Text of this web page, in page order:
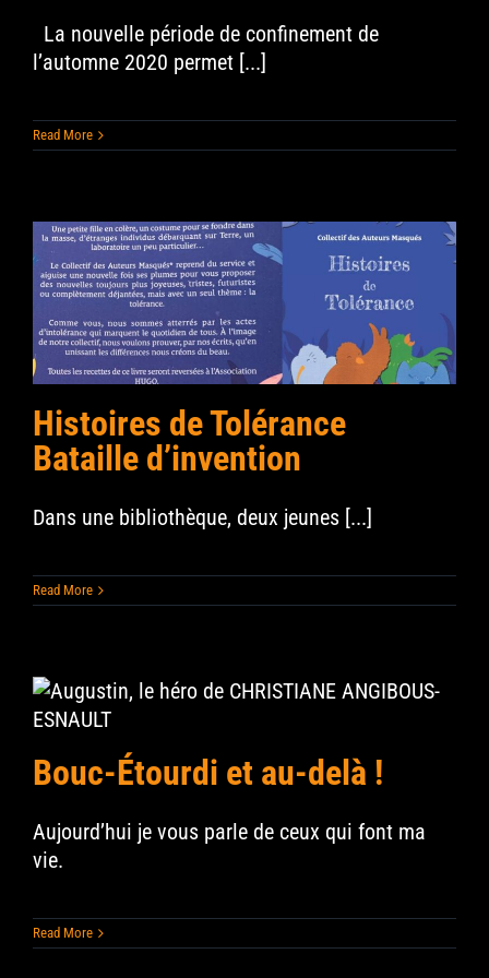
La nouvelle période de confinement de
l’automne 2020 permet [...]
Read More
Histoires de Tolérance
Bataille d’invention
Dans une bibliothèque, deux jeunes [...]
Read More
Bouc-Étourdi et au-delà !
Aujourd’hui je vous parle de ceux qui font ma
vie.
Read More